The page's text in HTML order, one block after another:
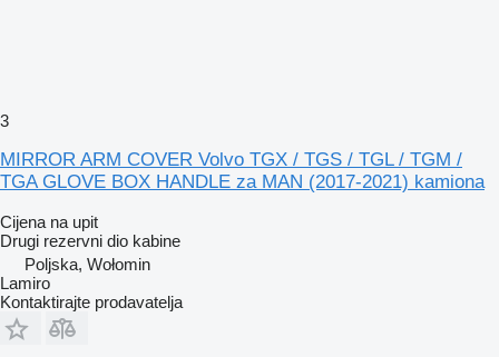
3
MIRROR ARM COVER Volvo TGX / TGS / TGL / TGM /
TGA GLOVE BOX HANDLE za MAN (2017-2021) kamiona
Cijena na upit
Drugi rezervni dio kabine
Poljska, Wołomin
Lamiro
Kontaktirajte prodavatelja